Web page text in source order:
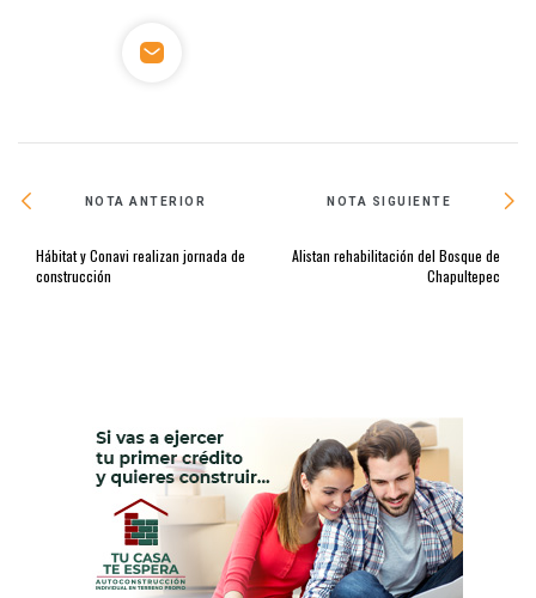
NOTA ANTERIOR
Hábitat y Conavi realizan jornada de
construcción
NOTA SIGUIENTE
Alistan rehabilitación del Bosque de
Chapultepec